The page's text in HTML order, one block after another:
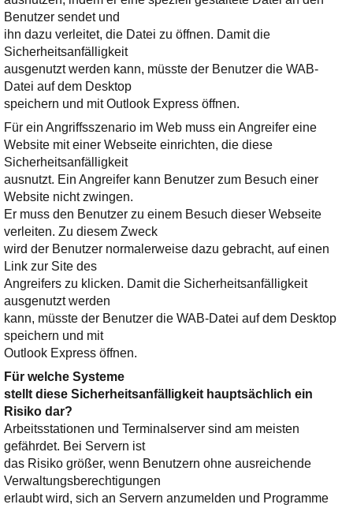
Benutzer sendet und
ihn dazu verleitet, die Datei zu öffnen. Damit die
Sicherheitsanfälligkeit
ausgenutzt werden kann, müsste der Benutzer die WAB-
Datei auf dem Desktop
speichern und mit Outlook Express öffnen.
Für ein Angriffsszenario im Web muss ein Angreifer eine
Website mit einer Webseite einrichten, die diese
Sicherheitsanfälligkeit
ausnutzt. Ein Angreifer kann Benutzer zum Besuch einer
Website nicht zwingen.
Er muss den Benutzer zu einem Besuch dieser Webseite
verleiten. Zu diesem Zweck
wird der Benutzer normalerweise dazu gebracht, auf einen
Link zur Site des
Angreifers zu klicken. Damit die Sicherheitsanfälligkeit
ausgenutzt werden
kann, müsste der Benutzer die WAB-Datei auf dem Desktop
speichern und mit
Outlook Express öffnen.
Für welche Systeme
stellt diese Sicherheitsanfälligkeit hauptsächlich ein
Risiko dar?
Arbeitsstationen und Terminalserver sind am meisten
gefährdet. Bei Servern ist
das Risiko größer, wenn Benutzern ohne ausreichende
Verwaltungsberechtigungen
erlaubt wird, sich an Servern anzumelden und Programme